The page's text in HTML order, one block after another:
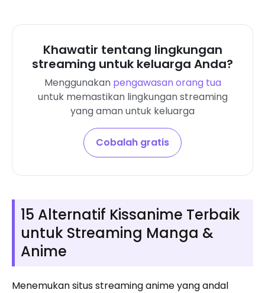
Khawatir tentang lingkungan
streaming untuk keluarga Anda?
Menggunakan pengawasan orang tua
untuk memastikan lingkungan streaming
yang aman untuk keluarga
Cobalah gratis
15 Alternatif Kissanime Terbaik
untuk Streaming Manga &
Anime
Menemukan situs streaming anime yang andal